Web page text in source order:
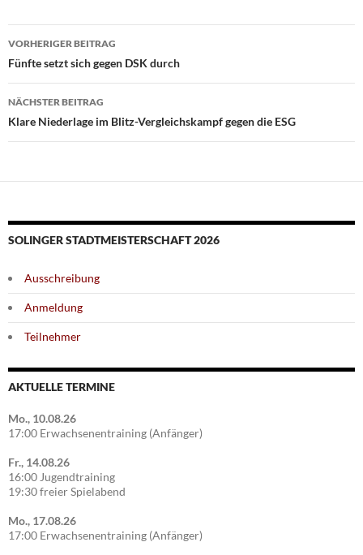
Beitragsnavigation
VORHERIGER BEITRAG
Fünfte setzt sich gegen DSK durch
NÄCHSTER BEITRAG
Klare Niederlage im Blitz-Vergleichskampf gegen die ESG
SOLINGER STADTMEISTERSCHAFT 2026
Ausschreibung
Anmeldung
Teilnehmer
AKTUELLE TERMINE
Mo., 10.08.26
17:00 Erwachsenentraining (Anfänger)
Fr., 14.08.26
16:00 Jugendtraining
19:30 freier Spielabend
Mo., 17.08.26
17:00 Erwachsenentraining (Anfänger)